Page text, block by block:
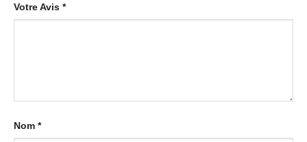
Votre Avis *
Nom *